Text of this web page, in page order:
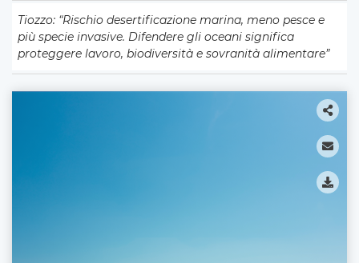
Tiozzo: “Rischio desertificazione marina, meno pesce e
più specie invasive. Difendere gli oceani significa
proteggere lavoro, biodiversità e sovranità alimentare”